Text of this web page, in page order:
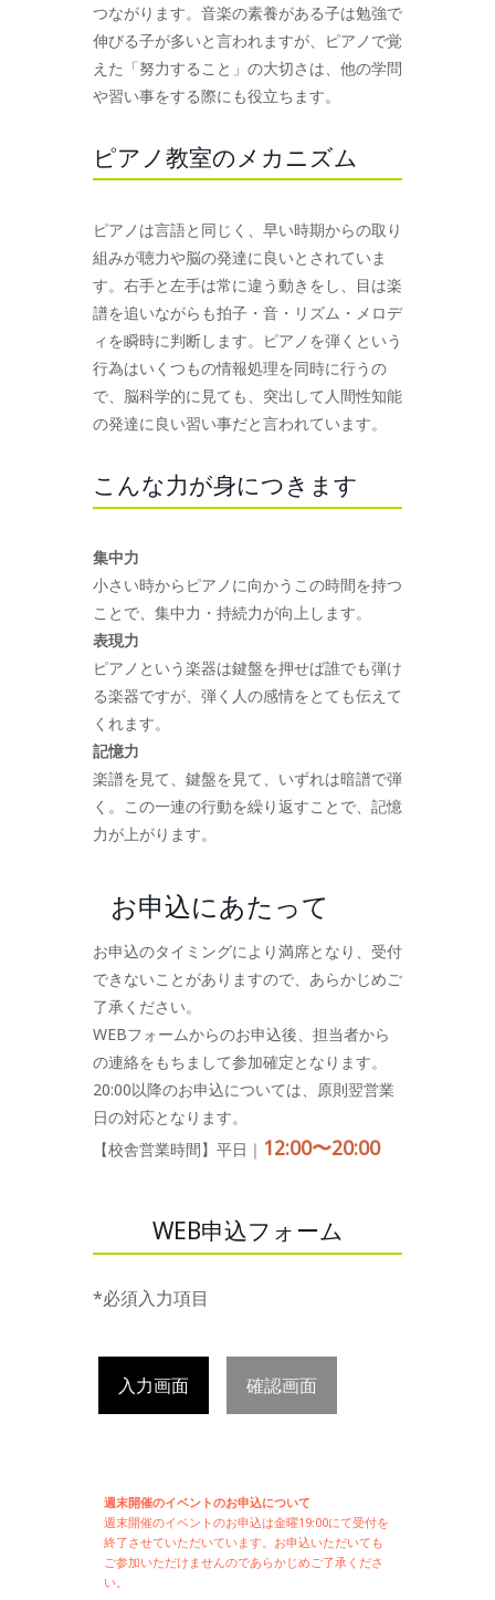
つながります。音楽の素養がある子は勉強で
伸びる子が多いと言われますが、ピアノで覚
えた「努力すること」の大切さは、他の学問
や習い事をする際にも役立ちます。
ピアノ教室のメカニズム
ピアノは言語と同じく、早い時期からの取り
組みが聴力や脳の発達に良いとされていま
す。右手と左手は常に違う動きをし、目は楽
譜を追いながらも拍子・音・リズム・メロデ
ィを瞬時に判断します。ピアノを弾くという
行為はいくつもの情報処理を同時に行うの
で、脳科学的に見ても、突出して人間性知能
の発達に良い習い事だと言われています。
こんな力が身につきます
集中力
小さい時からピアノに向かうこの時間を持つ
ことで、集中力・持続力が向上します。
表現力
ピアノという楽器は鍵盤を押せば誰でも弾け
る楽器ですが、弾く人の感情をとても伝えて
くれます。
記憶力
楽譜を見て、鍵盤を見て、いずれは暗譜で弾
く。この一連の行動を繰り返すことで、記憶
力が上がります。
お申込にあたって
お申込のタイミングにより満席となり、受付
できないことがありますので、あらかじめご
了承ください。
WEBフォームからのお申込後、担当者から
の連絡をもちまして参加確定となります。
20:00以降のお申込については、原則翌営業
日の対応となります。
【校舎営業時間】平日｜ 12:00〜20:00
WEB申込フォーム
*必須入力項目
入力画面 確認画面
週末開催のイベントのお申込について
週末開催のイベントのお申込は金曜19:00にて受付を
終了させていただいています。お申込いただいても
ご参加いただけませんのであらかじめご了承くださ
い。